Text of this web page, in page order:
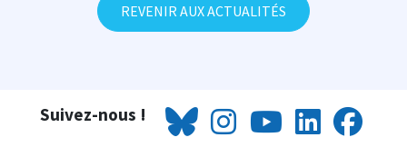
REVENIR AUX ACTUALITÉS
Suivez-nous !